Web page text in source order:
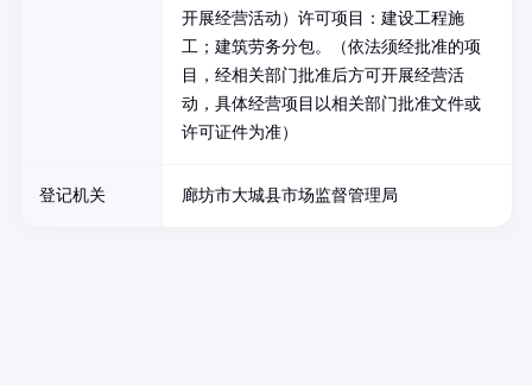
开展经营活动）许可项目：建设工程施
工；建筑劳务分包。（依法须经批准的项
目，经相关部门批准后方可开展经营活
动，具体经营项目以相关部门批准文件或
许可证件为准）
登记机关 廊坊市大城县市场监督管理局